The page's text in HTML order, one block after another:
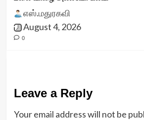
எஸ்.மதுரகவி
August 4, 2026
0
Leave a Reply
Your email address will not be